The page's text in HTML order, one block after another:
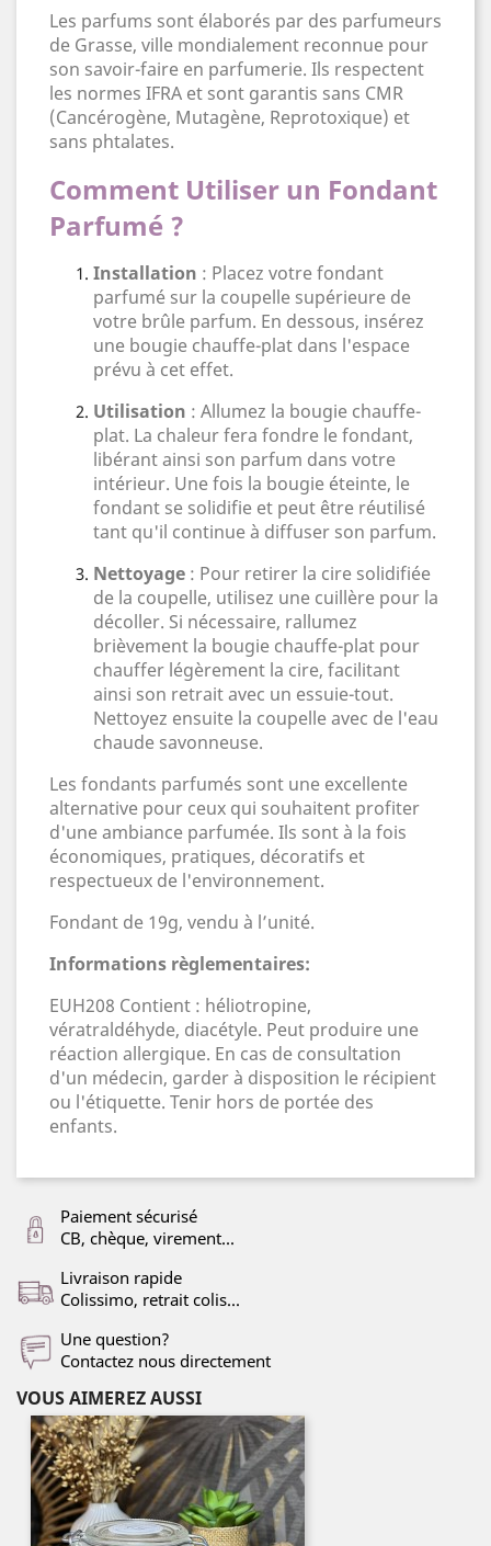
Les parfums sont élaborés par des parfumeurs
de Grasse, ville mondialement reconnue pour
son savoir-faire en parfumerie. Ils respectent
les normes IFRA et sont garantis sans CMR
(Cancérogène, Mutagène, Reprotoxique) et
sans phtalates.
Comment Utiliser un Fondant
Parfumé ?
Installation : Placez votre fondant
parfumé sur la coupelle supérieure de
votre brûle parfum. En dessous, insérez
une bougie chauffe-plat dans l'espace
prévu à cet effet.
Utilisation : Allumez la bougie chauffe-
plat. La chaleur fera fondre le fondant,
libérant ainsi son parfum dans votre
intérieur. Une fois la bougie éteinte, le
fondant se solidifie et peut être réutilisé
tant qu'il continue à diffuser son parfum.
Nettoyage : Pour retirer la cire solidifiée
de la coupelle, utilisez une cuillère pour la
décoller. Si nécessaire, rallumez
brièvement la bougie chauffe-plat pour
chauffer légèrement la cire, facilitant
ainsi son retrait avec un essuie-tout.
Nettoyez ensuite la coupelle avec de l'eau
chaude savonneuse.
Les fondants parfumés sont une excellente
alternative pour ceux qui souhaitent profiter
d'une ambiance parfumée. Ils sont à la fois
économiques, pratiques, décoratifs et
respectueux de l'environnement.
Fondant de 19g, vendu à l’unité.
Informations règlementaires:
EUH208 Contient : héliotropine,
vératraldéhyde, diacétyle. Peut produire une
réaction allergique. En cas de consultation
d'un médecin, garder à disposition le récipient
ou l'étiquette. Tenir hors de portée des
enfants.
Paiement sécurisé
CB, chèque, virement...
Livraison rapide
Colissimo, retrait colis...
Une question?
Contactez nous directement
VOUS AIMEREZ AUSSI